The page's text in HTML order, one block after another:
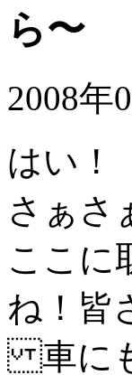
ら〜
2008年
はい！
さぁさ
ここに
ね！皆
車にも